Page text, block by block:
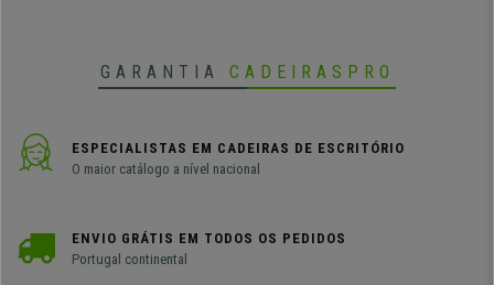
GARANTIA CADEIRASPRO
ESPECIALISTAS EM CADEIRAS DE ESCRITÓRIO
O maior catálogo a nível nacional
ENVIO GRÁTIS EM TODOS OS PEDIDOS
Portugal continental